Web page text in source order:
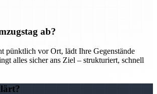
ab?
pünktlich vor Ort, lädt Ihre Gegenstände
alles sicher ans Ziel – strukturiert, schnell